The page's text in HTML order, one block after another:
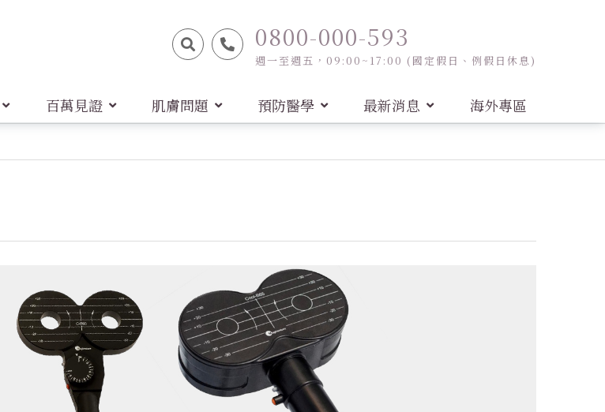
0800-000-593
週一至週五，09:00~17:00 (國定假日、例假日休息)
百萬見證 肌膚問題 預防醫學 最新消息 海外專區